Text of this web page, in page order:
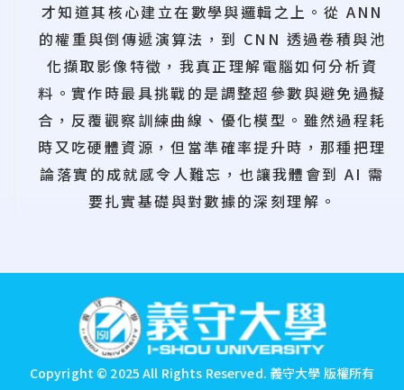
才知道其核心建立在數學與邏輯之上。從 ANN
的權重與倒傳遞演算法，到 CNN 透過卷積與池
化擷取影像特徵，我真正理解電腦如何分析資
料。實作時最具挑戰的是調整超參數與避免過擬
合，反覆觀察訓練曲線、優化模型。雖然過程耗
時又吃硬體資源，但當準確率提升時，那種把理
論落實的成就感令人難忘，也讓我體會到 AI 需
要扎實基礎與對數據的深刻理解。
Copyright © 2025 All Rights Reserved. 義守大學 版權所有